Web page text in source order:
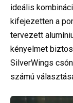
ideális
kifejezetten a
tervezett
kényelmet
SilverWings
számú